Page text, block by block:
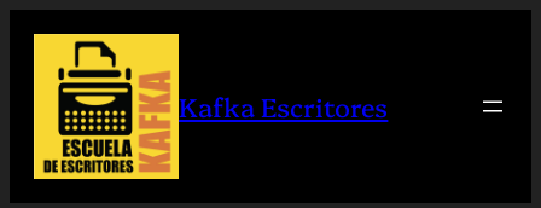
contenido
Kafka Escritores